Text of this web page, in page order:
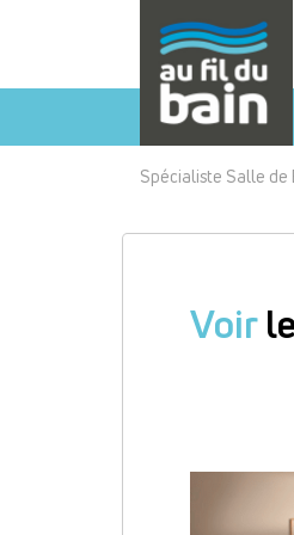
Spécialiste Salle de
Voir